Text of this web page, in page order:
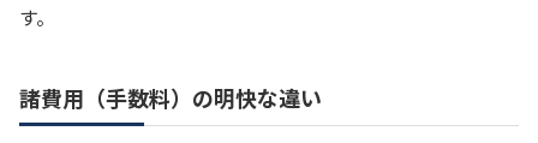
す。
諸費用（手数料）の明快な違い